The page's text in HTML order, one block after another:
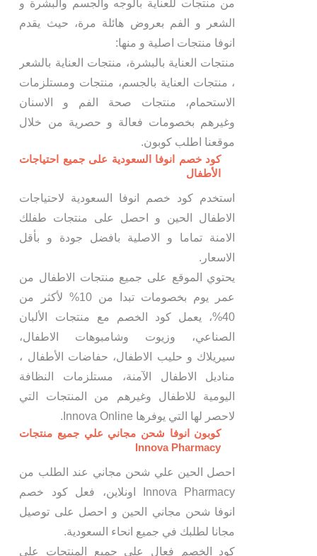
من منتجات للعناية بالوجه والجسم والبشرة و
الشعر و الفم بعروض هائلة مرة، حيث يقدم
انوفا منتجات اصلية و منها:
منتجات العناية بالبشرة، منتجات العناية بالشعر
، منتجات العناية بالجسم، منتجات ومستلزمات
الاستحمام، منتجات صحة الفم و الاسنان
وغيرهم بخصومات فعالة و حصرية من خلال
موقعنا اطلب كوبون.
كود خصم انوفا السعودية على جميع احتياجات
الأطفال
استخدم كود خصم انوفا السعودية لاحتياجات
الاطفال الحين و احصل على منتجات طفلك
الامنة تماما و الاصلية بافضل جودة و بأقل
الاسعار.
يحتوي الموقع على جميع منتجات الاطفال من
عمر يوم بخصومات تبدا من 10% لأكثر من
40%، يعمل كود الخصم مع منتجات الألبان
الصناعي، وزيوت وشامبوهات الاطفال،
سيريلاك و حليب الاطفال، حفاضات الأطفال ،
مناديل الاطفال الآمنة، مستلزمات النظافة
اليومية للاطفال وغيرهم من المنتجات التي
لاحصر لها التي يوفرها Innova Online.
كوبون انوفا شحن مجاني علي جميع منتجات
Innova Pharmacy
احصل الحين علي شحن مجاني عند الطلب من
Innova Pharmacy اونلاين، فعل كود خصم
انوفا شحن مجاني الحين و احصل على توصيل
مجانا لطلبك في جميع انحاء السعودية.
كود الخصم فعال على جميع المنتجات على